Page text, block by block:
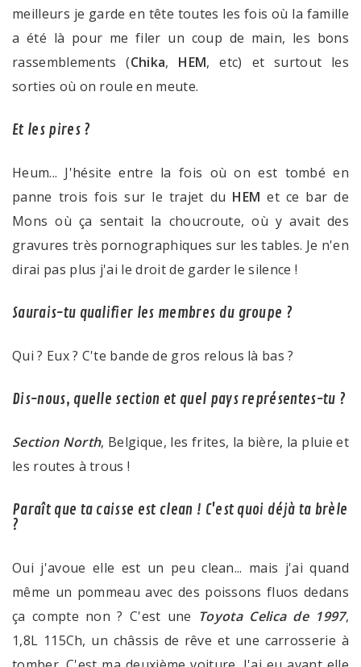
meilleurs je garde en tête toutes les fois où la famille
a été là pour me filer un coup de main, les bons
rassemblements (Chika, HEM, etc) et surtout les
sorties où on roule en meute.
Et les pires ?
Heum... J'hésite entre la fois où on est tombé en
panne trois fois sur le trajet du HEM et ce bar de
Mons où ça sentait la choucroute, où y avait des
gravures très pornographiques sur les tables. Je n'en
dirai pas plus j'ai le droit de garder le silence !
Saurais-tu qualifier les membres du groupe ?
Qui ? Eux ? C'te bande de gros relous là bas ?
Dis-nous, quelle section et quel pays représentes-tu ?
Section North, Belgique, les frites, la bière, la pluie et
les routes à trous !
Paraît que ta caisse est clean ! C'est quoi déjà ta brèle
?
Oui j'avoue elle est un peu clean... mais j'ai quand
même un pommeau avec des poissons fluos dedans
ça compte non ? C'est une Toyota Celica de 1997,
1,8L 115Ch, un châssis de rêve et une carrosserie à